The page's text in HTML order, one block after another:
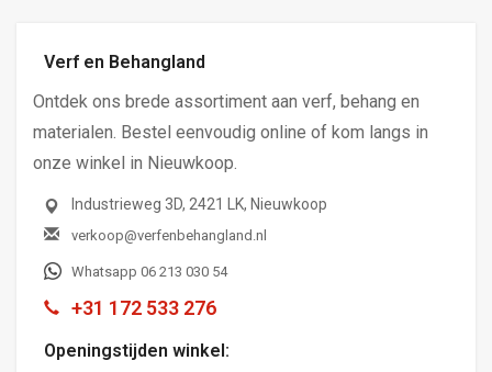
Verf en Behangland
Ontdek ons brede assortiment aan verf, behang en
materialen. Bestel eenvoudig online of kom langs in
onze winkel in Nieuwkoop.
Industrieweg 3D, 2421 LK, Nieuwkoop
verkoop@verfenbehangland.nl
Whatsapp 06 213 030 54
+31 172 533 276
Openingstijden winkel: